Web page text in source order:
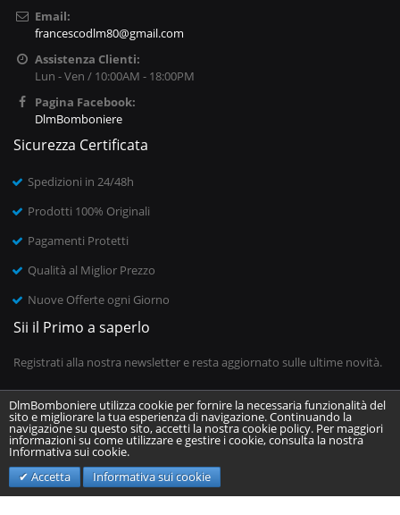
Email:
francescodlm80@gmail.com
Assistenza Clienti:
Lun - Ven / 10:00AM - 18:00PM
Pagina Facebook:
DlmBomboniere
Sicurezza Certificata
Spedizioni in 24/48h
Prodotti 100% Originali
Pagamenti Protetti
Qualità al Miglior Prezzo
Nuove Offerte ogni Giorno
Sii il Primo a saperlo
Registrati alla nostra newsletter e resta aggiornato sulle ultime novità.
Inserisci il tuo indirizzo email
DlmBomboniere utilizza cookie per fornire la necessaria funzionalità del
sito e migliorare la tua esperienza di navigazione. Continuando la
navigazione su questo sito, accetti la nostra cookie policy. Per maggiori
informazioni su come utilizzare e gestire i cookie, consulta la nostra
Informativa sui cookie.
Accetta
Informativa sui cookie